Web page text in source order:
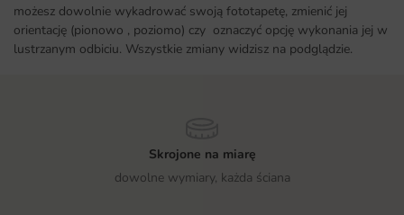
możesz dowolnie wykadrować swoją fototapetę, zmienić jej
orientację (pionowo , poziomo) czy oznaczyć opcję wykonania jej w
lustrzanym odbiciu. Wszystkie zmiany widzisz na podglądzie.
Skrojone na miarę
dowolne wymiary, każda ściana